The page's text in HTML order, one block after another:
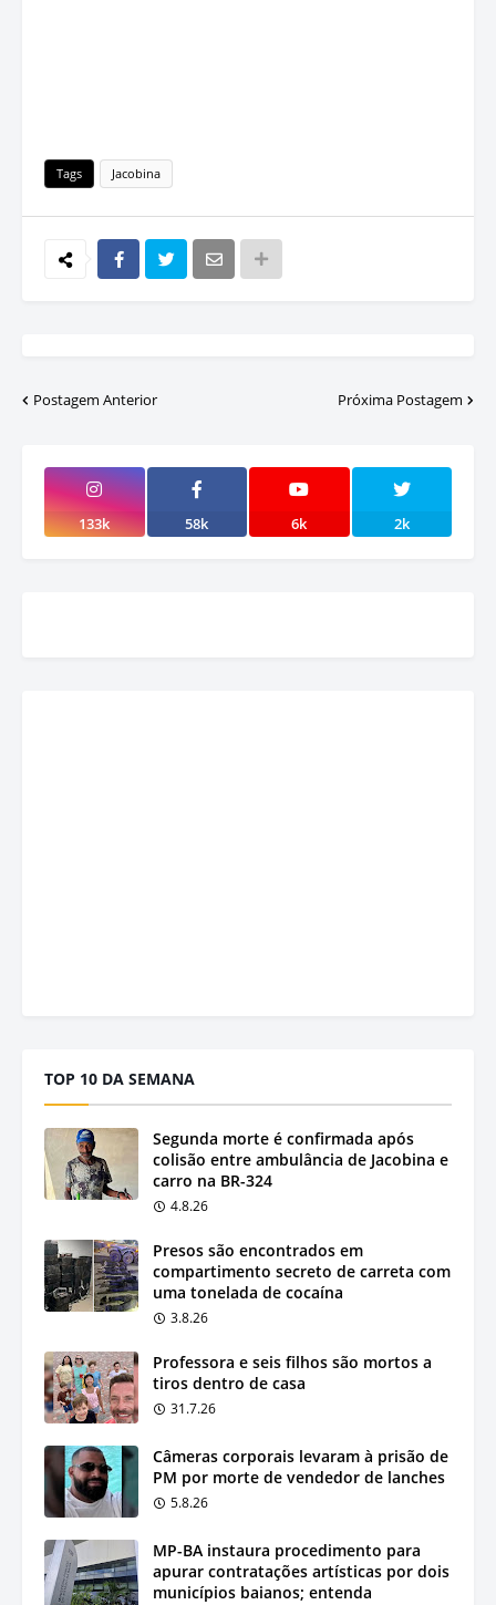
Tags Jacobina
Postagem Anterior Próxima Postagem
133k 58k 6k 2k
TOP 10 DA SEMANA
Segunda morte é confirmada após
colisão entre ambulância de Jacobina e
carro na BR-324
4.8.26
Presos são encontrados em
compartimento secreto de carreta com
uma tonelada de cocaína
3.8.26
Professora e seis filhos são mortos a
tiros dentro de casa
31.7.26
Câmeras corporais levaram à prisão de
PM por morte de vendedor de lanches
5.8.26
MP-BA instaura procedimento para
apurar contratações artísticas por dois
municípios baianos; entenda